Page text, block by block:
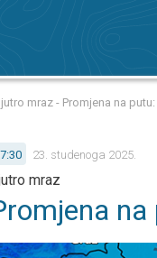
mraz - Promjena na
23. studenoga 2025.
mraz